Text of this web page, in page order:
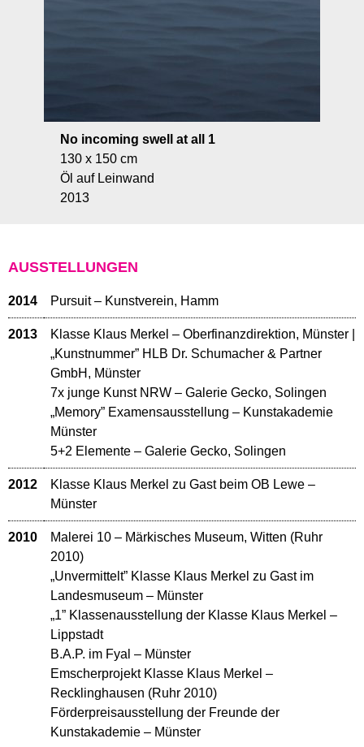
No incoming swell at all 1
130 x 150 cm
Öl auf Leinwand
2013
AUSSTELLUNGEN
2014 Pursuit – Kunstverein, Hamm
2013
Klasse Klaus Merkel – Oberfinanzdirektion, Münster |
„Kunstnummer” HLB Dr. Schumacher & Partner
GmbH, Münster
7x junge Kunst NRW – Galerie Gecko, Solingen
„Memory” Examensausstellung – Kunstakademie
Münster
5+2 Elemente – Galerie Gecko, Solingen
2012
Klasse Klaus Merkel zu Gast beim OB Lewe –
Münster
2010
Malerei 10 – Märkisches Museum, Witten (Ruhr
2010)
„Unvermittelt” Klasse Klaus Merkel zu Gast im
Landesmuseum – Münster
„1” Klassenausstellung der Klasse Klaus Merkel –
Lippstadt
B.A.P. im Fyal – Münster
Emscherprojekt Klasse Klaus Merkel –
Recklinghausen (Ruhr 2010)
Förderpreisausstellung der Freunde der
Kunstakademie – Münster